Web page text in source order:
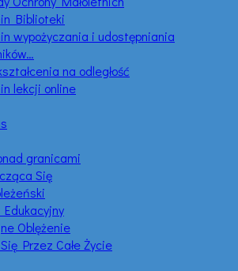
Biblioteki
wypożyczania i udostępniania
na odległość
lekcji online
granicami
Się
Oblężenie
Przez Całe Życie